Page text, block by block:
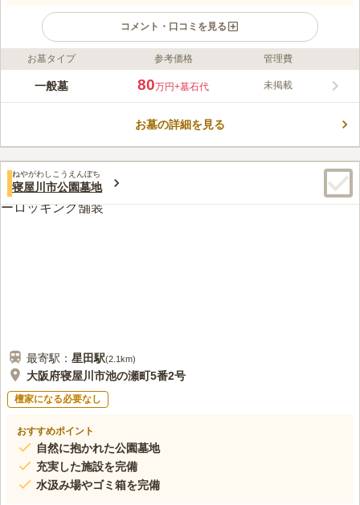
コメント・口コミを見る
ライフドット編集部のコメント
暖かな光と豊かな緑が歓迎してくれる、豊中市の公園墓地です。
間が融合した気持ちのよい公園式墓地です。地元の方の憩いの場
としても有名です。園内は様々な貸し出し備品があり、車椅子や
手押し車などご高齢の方や体の不自由な方にも安心して利用でき
口コミ評価
みんなの評価
30代男性
霊園の入口のすぐ近くに花屋があり非常に早い時間からでも開い
ているので便利。ちょうどよい食事処が近くのうどん屋しかなく、お墓参
お墓タイプ 参考価格 管理費
一般墓 80万円+墓石代 未掲載
お墓の詳細を見る
ねやがわしこうえんぼち
寝屋川市公園墓地
最寄駅： 星田駅(2.1km)
大阪府寝屋川市池の瀬町5番2号
檀家になる必要なし
おすすめポイント
自然に抱かれた公園墓地
充実した施設を完備
水汲み場やゴミ箱を完備